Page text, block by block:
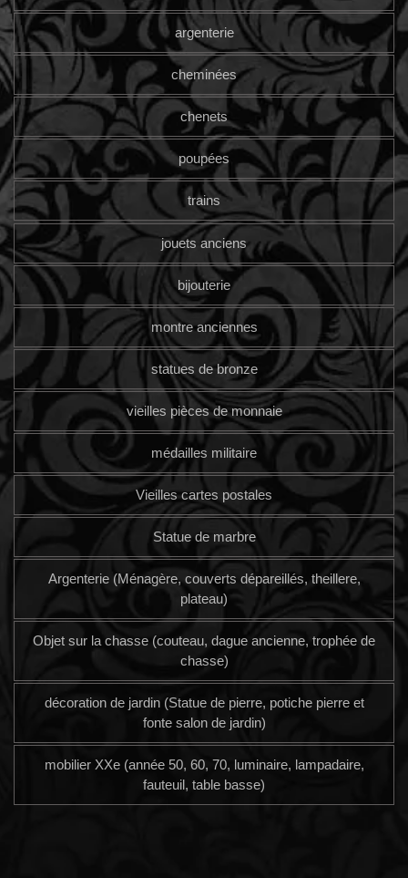
argenterie
cheminées
chenets
poupées
trains
jouets anciens
bijouterie
montre anciennes
statues de bronze
vieilles pièces de monnaie
médailles militaire
Vieilles cartes postales
Statue de marbre
Argenterie (Ménagère, couverts dépareillés, theillere,
plateau)
Objet sur la chasse (couteau, dague ancienne, trophée de
chasse)
décoration de jardin (Statue de pierre, potiche pierre et
fonte salon de jardin)
mobilier XXe (année 50, 60, 70, luminaire, lampadaire,
fauteuil, table basse)